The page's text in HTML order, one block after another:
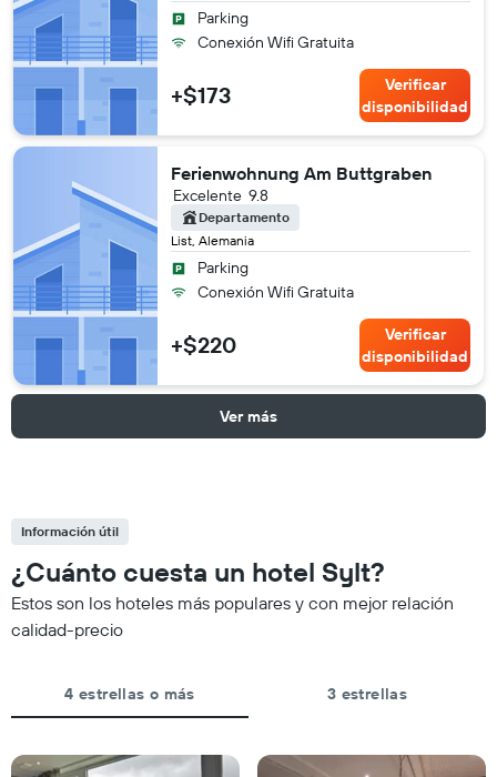
Parking
Conexión Wifi Gratuita
+$173
Verificar
disponibilidad
Ferienwohnung Am Buttgraben
List, Alemania
9.8
Excelente
Departamento
Parking
Conexión Wifi Gratuita
+$220
Verificar
disponibilidad
Ver más
Información útil
¿Cuánto cuesta un hotel Sylt?
Estos son los hoteles más populares y con mejor relación
calidad-precio
4 estrellas o más 3 estrellas